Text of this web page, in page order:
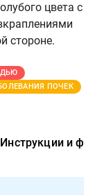
цвета с
стороне.
ПОЧЕК
Инструкции и